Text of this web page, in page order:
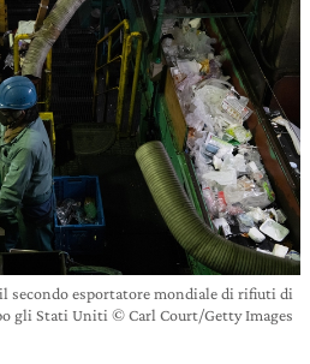
secondo esportatore mondiale di rifiuti di
gli Stati Uniti © Carl Court/Getty Images